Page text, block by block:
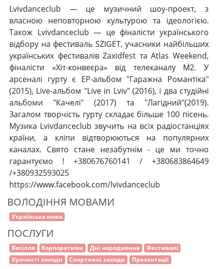
Lvivdanceclub — це музичний шоу-проект, з
власною неповторною культурою та ідеологією.
Також Lvivdanceclub — це фіналісти українського
відбору на фестиваль SZIGET, учасники найбільших
українських фестивалів Zaxidfest та Atlas Weekend,
фіналісти «Хіт-конвеєра» від телеканалу М2. У
арсеналі гурту є EP-альбом "Гаражна Романтіка"
(2015), Live-альбом "Live in Lviv" (2016), і два студійні
альбоми "Качелі" (2017) та "Лагідний"(2019).
Загалом творчість гурту складає більше 100 пісень.
Музика Lvivdanceclub звучить на всіх радіостанціях
країни, а кліпи відтворюються на популярних
каналах. Свято стане незабутнім - це ми точно
гарантуємо ! +380676760141 / +380683864649
/+380932593025
https://www.facebook.com/lvivdanceclub
ВОЛОДІННЯ МОВАМИ
Українська мова
ПОСЛУГИ
Весілля Корпоративи Дні народження
Фестивалі
Урочисті заходи
Спортивні заходи Презентації